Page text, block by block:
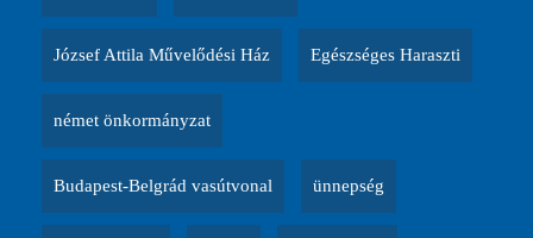
József Attila Művelődési Ház Egészséges Haraszti
német önkormányzat
Budapest-Belgrád vasútvonal ünnepség